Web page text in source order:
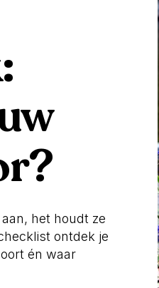
het houdt ze
ontdek je
én waar